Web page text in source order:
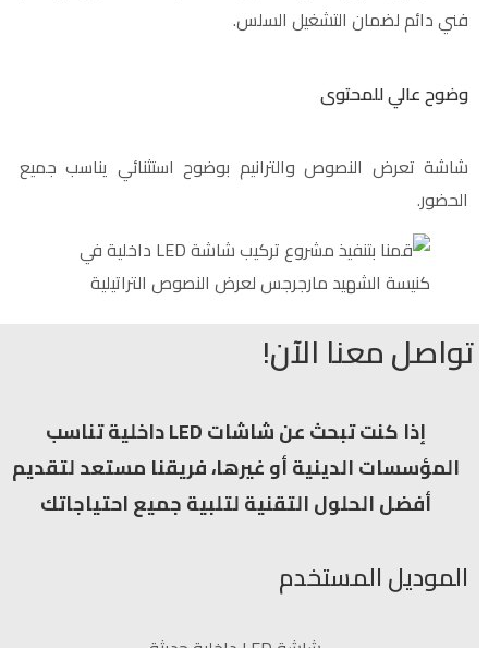
فني دائم لضمان التشغيل السلس.
وضوح عالي للمحتوى
شاشة تعرض النصوص والترانيم بوضوح استثنائي يناسب جميع
الحضور.
تواصل معنا الآن!
إذا كنت تبحث عن شاشات LED داخلية تناسب
المؤسسات الدينية أو غيرها، فريقنا مستعد لتقديم
أفضل الحلول التقنية لتلبية جميع احتياجاتك
الموديل المستخدم